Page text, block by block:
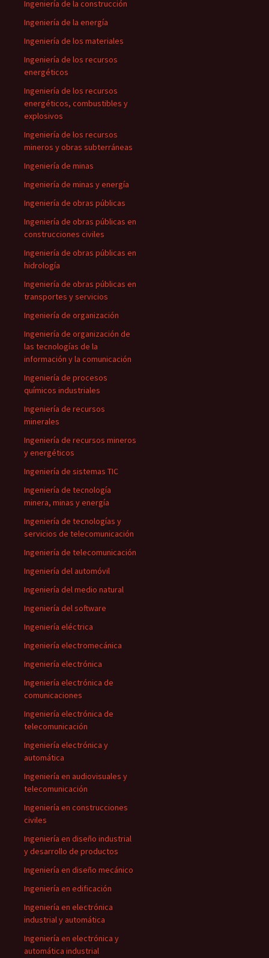
Ingeniería de la construcción
Ingeniería de la energía
Ingeniería de los materiales
Ingeniería de los recursos
energéticos
Ingeniería de los recursos
energéticos, combustibles y
explosivos
Ingeniería de los recursos
mineros y obras subterráneas
Ingeniería de minas
Ingeniería de minas y energía
Ingeniería de obras públicas
Ingeniería de obras públicas en
construcciones civiles
Ingeniería de obras públicas en
hidrología
Ingeniería de obras públicas en
transportes y servicios
Ingeniería de organización
Ingeniería de organización de
las tecnologías de la
información y la comunicación
Ingeniería de procesos
químicos industriales
Ingeniería de recursos
minerales
Ingeniería de recursos mineros
y energéticos
Ingeniería de sistemas TIC
Ingeniería de tecnología
minera, minas y energía
Ingeniería de tecnologías y
servicios de telecomunicación
Ingeniería de telecomunicación
Ingeniería del automóvil
Ingeniería del medio natural
Ingeniería del software
Ingeniería eléctrica
Ingeniería electromecánica
Ingeniería electrónica
Ingeniería electrónica de
comunicaciones
Ingeniería electrónica de
telecomunicación
Ingeniería electrónica y
automática
Ingeniería en audiovisuales y
telecomunicación
Ingeniería en construcciones
civiles
Ingeniería en diseño industrial
y desarrollo de productos
Ingeniería en diseño mecánico
Ingeniería en edificación
Ingeniería en electrónica
industrial y automática
Ingeniería en electrónica y
automática industrial